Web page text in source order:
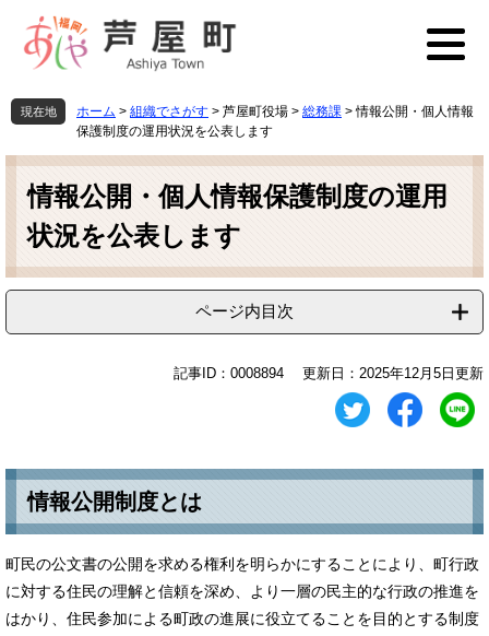
先
頭
を
飛
現在地 ホーム > 組織でさがす > 芦屋町役場 > 総務課 >情報公開・個人情報
保護制度の運用状況を公表します
本
情報公開・個人情報保護制度の運用
状況を公表します
ページ内目次
記事ID：0008894 更新日：2025年12月5日更新
情報公開制度とは
町民の公文書の公開を求める権利を明らかにすることにより、町行政
に対する住民の理解と信頼を深め、より一層の民主的な行政の推進を
はかり、住民参加による町政の進展に役立てることを目的とする制度